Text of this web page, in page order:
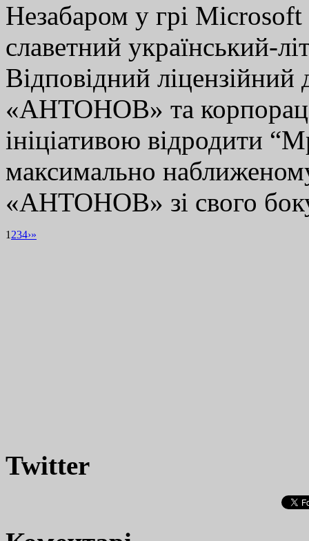
Незабаром у грі
славетний український-
Відповідний
«АНТОНОВ» та
ініціативою відродити
максимально
«АНТОНОВ» зі свого
1 234›»
Twitter